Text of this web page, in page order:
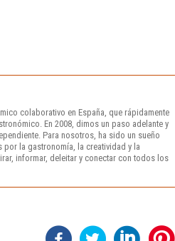
colaborativo en España, que rápidamente
En 2008, dimos un paso adelante y
Para nosotros, ha sido un sueño
la gastronomía, la creatividad y la
informar, deleitar y conectar con todos los